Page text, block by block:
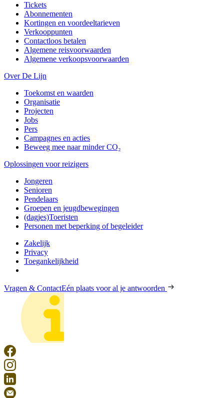
Tickets
Abonnementen
Kortingen en voordeeltarieven
Verkooppunten
Contactloos betalen
Algemene reisvoorwaarden
Algemene verkoopsvoorwaarden
Over De Lijn
Toekomst en waarden
Organisatie
Projecten
Jobs
Pers
Campagnes en acties
Beweeg mee naar minder CO₂
Oplossingen voor reizigers
Jongeren
Senioren
Pendelaars
Groepen en jeugdbewegingen
(dagjes)Toeristen
Personen met beperking of begeleider
Zakelijk
Privacy
Toegankelijkheid
Vragen & ContactEén plaats voor al je antwoorden